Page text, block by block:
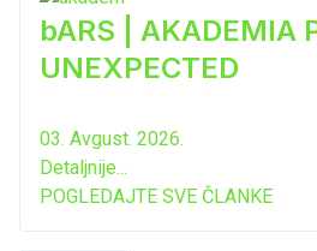
bARS | AKADEMIA
UNEXPECTED
03. Avgust. 2026.
Detaljnije...
POGLEDAJTE SVE ČLANKE